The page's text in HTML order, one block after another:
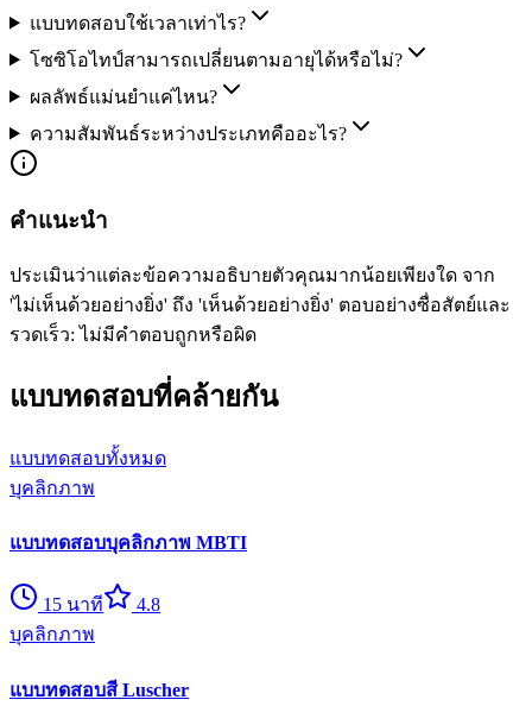
แบบทดสอบใช้เวลาเท่าไร?
โซซิโอไทป์สามารถเปลี่ยนตามอายุได้หรือไม่?
ผลลัพธ์แม่นยำแค่ไหน?
ความสัมพันธ์ระหว่างประเภทคืออะไร?
คำแนะนำ
ประเมินว่าแต่ละข้อความอธิบายตัวคุณมากน้อยเพียงใด จาก
'ไม่เห็นด้วยอย่างยิ่ง' ถึง 'เห็นด้วยอย่างยิ่ง' ตอบอย่างซื่อสัตย์และ
รวดเร็ว: ไม่มีคำตอบถูกหรือผิด
แบบทดสอบที่คล้ายกัน
แบบทดสอบทั้งหมด
บุคลิกภาพ
แบบทดสอบบุคลิกภาพ MBTI
15 นาที
4.8
บุคลิกภาพ
แบบทดสอบสี Luscher